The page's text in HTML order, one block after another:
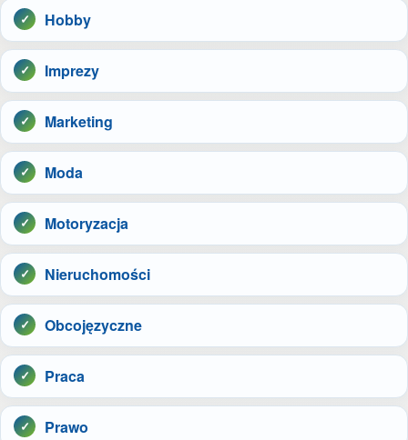
Hobby
Imprezy
Marketing
Moda
Motoryzacja
Nieruchomości
Obcojęzyczne
Praca
Prawo